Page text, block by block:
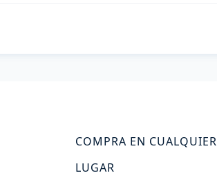
COMPRA EN CUALQUIER
LUGAR